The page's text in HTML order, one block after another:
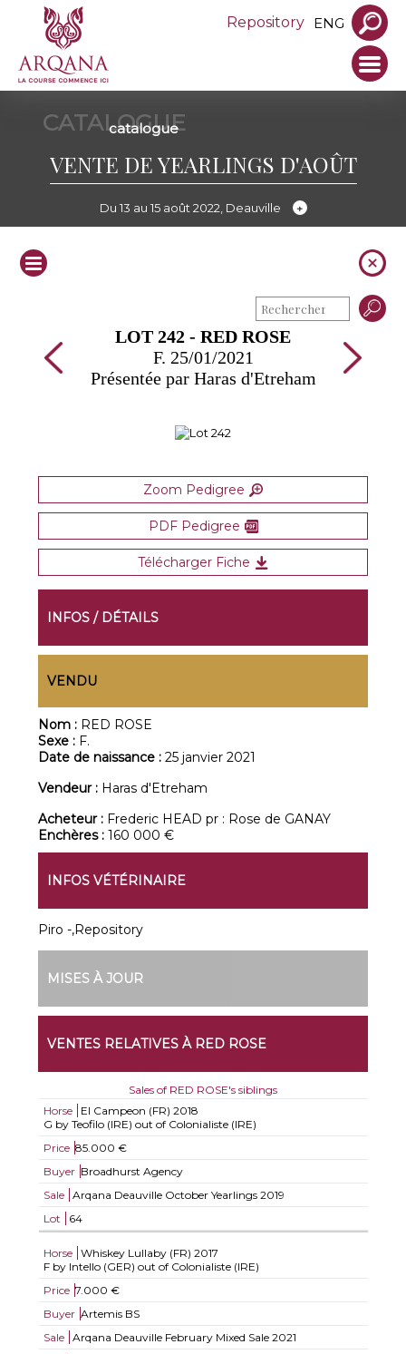
Repository ENG
CATALOGUE
catalogue
VENTE DE YEARLINGS D'AOÛT
Du 13 au 15 août 2022, Deauville
LOT 242 - RED ROSE
F. 25/01/2021
Présentée par Haras d'Etreham
Zoom Pedigree
PDF Pedigree
Télécharger Fiche
INFOS / DÉTAILS
VENDU
Nom : RED ROSE
Sexe : F.
Date de naissance :25 janvier 2021
Vendeur : Haras d'Etreham
Acheteur : Frederic HEAD pr : Rose de GANAY
Enchères :160 000 €
INFOS VÉTÉRINAIRE
Piro -,Repository
MISES À JOUR
VENTES RELATIVES À RED ROSE
Sales of RED ROSE's siblings
Horse
El Campeon (FR) 2018
G by Teofilo (IRE) out of Colonialiste (IRE)
Price 85.000 €
Buyer Broadhurst Agency
Sale
Arqana Deauville October Yearlings 2019
Lot
64
Horse Whiskey Lullaby (FR) 2017
F by Intello (GER) out of Colonialiste (IRE)
Price 7.000 €
Buyer Artemis BS
Sale
Arqana Deauville February Mixed Sale 2021